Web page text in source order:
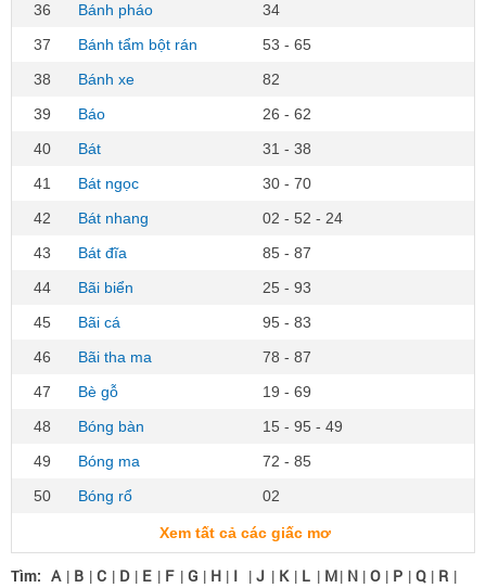
36
Bánh pháo
34
37
Bánh tẩm bột rán
53 - 65
38
Bánh xe
82
39
Báo
26 - 62
40
Bát
31 - 38
41
Bát ngọc
30 - 70
42
Bát nhang
02 - 52 - 24
43
Bát đĩa
85 - 87
44
Bãi biển
25 - 93
45
Bãi cá
95 - 83
46
Bãi tha ma
78 - 87
47
Bè gỗ
19 - 69
48
Bóng bàn
15 - 95 - 49
49
Bóng ma
72 - 85
50
Bóng rổ 02
Xem tất cả các giấc mơ
Tìm: A | B | C | D | E | F | G | H | I | J | K | L | M| N | O | P | Q | R |